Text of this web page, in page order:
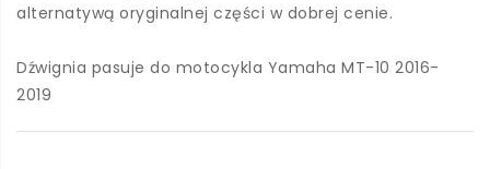
alternatywą oryginalnej części w dobrej cenie.
Dźwignia pasuje do motocykla Yamaha MT-10 2016-
2019